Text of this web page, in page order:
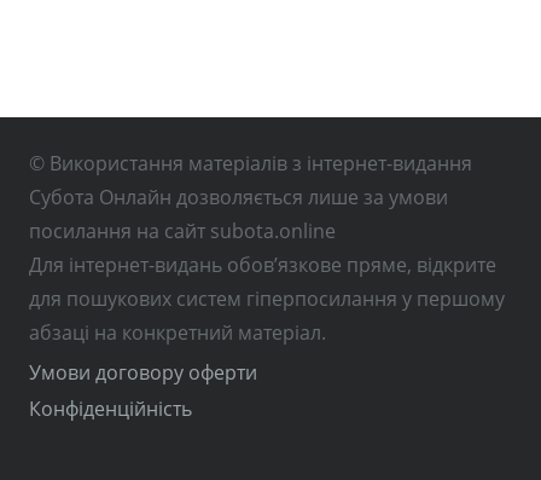
© Використання матеріалів з інтернет-видання
Субота Онлайн дозволяється лише за умови
посилання на сайт subota.online
Для інтернет-видань обов’язкове пряме, відкрите
для пошукових систем гіперпосилання у першому
абзаці на конкретний матеріал.
Умови договору оферти
Конфіденційність